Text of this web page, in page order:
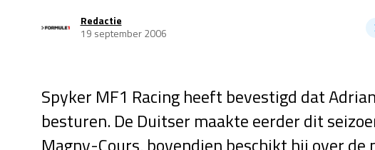
Redactie
19 september 2006
Spyker MF1 Racing heeft bevestigd dat
besturen. De Duitser maakte eerder dit